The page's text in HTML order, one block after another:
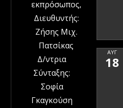
εκπρόσωπος,
Διευθυντής:
Ζήσης Μιχ.
Πατσίκας
Δ/ντρια
Σύνταξης:
Σοφία
Γκαγκούση
ΑΥΓ
18